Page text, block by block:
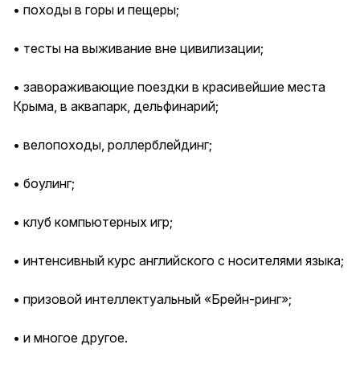
• походы в горы и пещеры;
• тесты на выживание вне цивилизации;
• завораживающие поездки в красивейшие места
Крыма, в аквапарк, дельфинарий;
• велопоходы, роллерблейдинг;
• боулинг;
• клуб компьютерных игр;
• интенсивный курс английского с носителями языка;
• призовой интеллектуальный «Брейн-ринг»;
• и многое другое.